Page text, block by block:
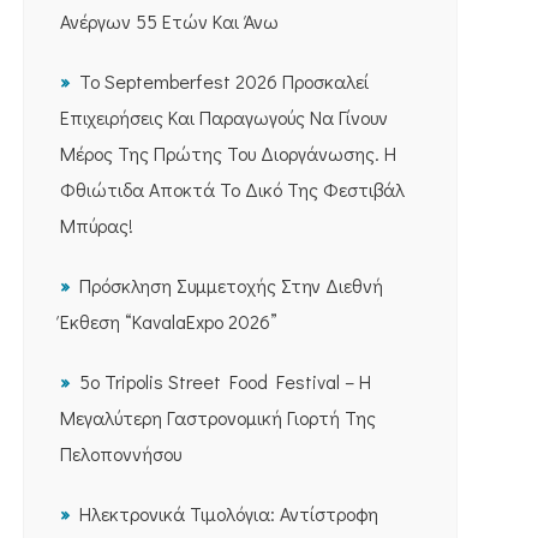
Ανέργων 55 Ετών Και Άνω
Το Septemberfest 2026 Προσκαλεί
Επιχειρήσεις Και Παραγωγούς Να Γίνουν
Μέρος Της Πρώτης Του Διοργάνωσης. Η
Φθιώτιδα Αποκτά Το Δικό Της Φεστιβάλ
Μπύρας!
Πρόσκληση Συμμετοχής Στην Διεθνή
Έκθεση “KavalaExpo 2026”
5ο Tripolis Street Food Festival – Η
Μεγαλύτερη Γαστρονομική Γιορτή Της
Πελοποννήσου
Ηλεκτρονικά Τιμολόγια: Αντίστροφη